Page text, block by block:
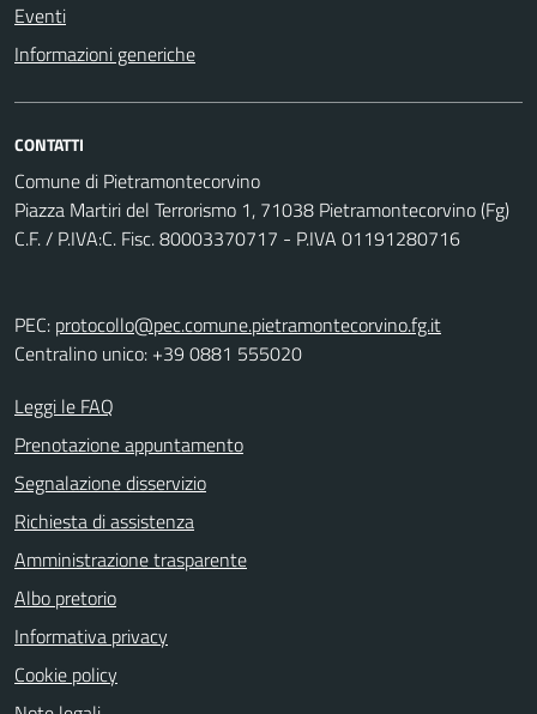
Eventi
Informazioni generiche
CONTATTI
Comune di Pietramontecorvino
Piazza Martiri del Terrorismo 1, 71038 Pietramontecorvino (Fg)
C.F. / P.IVA:C. Fisc. 80003370717 - P.IVA 01191280716
PEC: protocollo@pec.comune.pietramontecorvino.fg.it
Centralino unico: +39 0881 555020
Leggi le FAQ
Prenotazione appuntamento
Segnalazione disservizio
Richiesta di assistenza
Amministrazione trasparente
Albo pretorio
Informativa privacy
Cookie policy